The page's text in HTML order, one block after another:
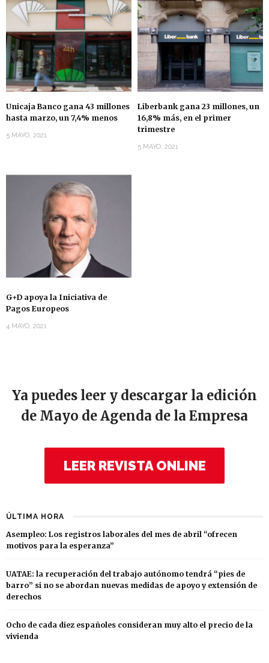
Unicaja Banco gana 43 millones
hasta marzo, un 7,4% menos
5 MAYO, 2021
Liberbank gana 23 millones, un
16,8% más, en el primer
trimestre
5 MAYO, 2021
G+D apoya la Iniciativa de
Pagos Europeos
4 MAYO, 2021
Ya puedes leer y descargar la edición
de Mayo de Agenda de la Empresa
LEER REVISTA ONLINE
ÚLTIMA HORA
Asempleo: Los registros laborales del mes de abril “ofrecen
motivos para la esperanza”
UATAE: la recuperación del trabajo autónomo tendrá “pies de
barro” si no se abordan nuevas medidas de apoyo y extensión de
derechos
Ocho de cada diez españoles consideran muy alto el precio de la
vivienda